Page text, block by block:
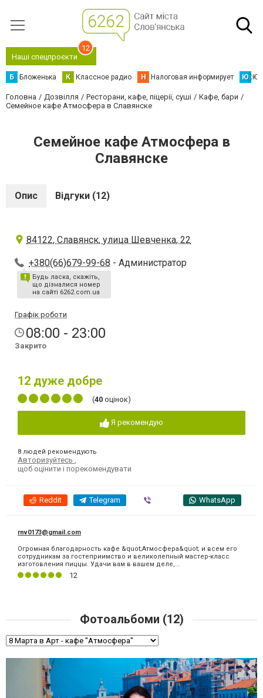
Наші спецпроєкти
12
Б Бложенька К Классное радио Н Налоговая информирует Ю
Головна Дозвілля Ресторани, кафе, піцерії, суші
Кафе, бари
Семейное кафе Атмосфера в Славянске
Семейное кафе Атмосфера в
Славянске
Опис Відгуки (12)
84122, Славянск, улица Шевченка, 22
+380(66)679-99-68 - Администратор
Будь ласка, скажіть,
що дізналися номер
на сайті 6262.com.ua
Графік роботи
08:00 - 23:00
Закрито
12 дуже добре
(40 оцінок)
Я рекомендую
8 людей рекомендують
Авторизуйтесь
щоб оцінити і порекомендувати
Reddit Telegram WhatsApp
rnv0173@gmail.com
Огромная благодарность кафе &quot;Атмосфера&quot; и всем его
сотрудникам за гостеприимство и великолепный мастер-класс
изготовления пиццы. Удачи вам в вашем деле,...
12
Фотоальбоми (12)